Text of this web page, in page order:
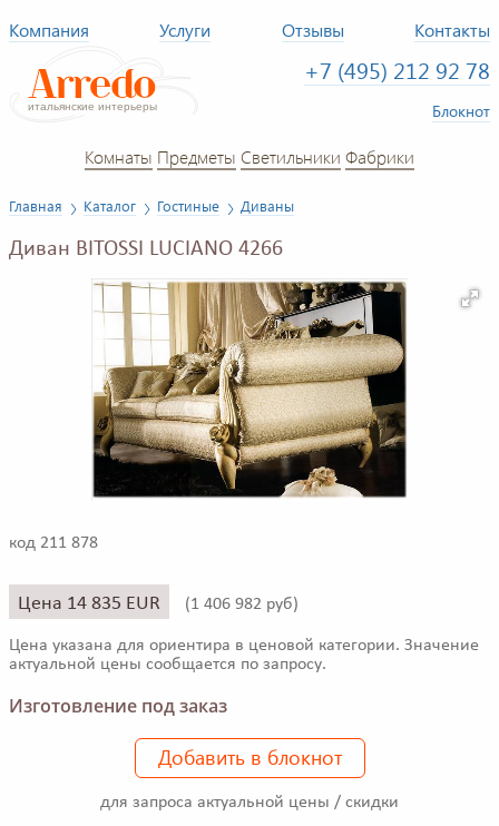
Компания Услуги Отзывы Контакты
+7 (495) 212 92 78
Блокнот
Комнаты Предметы Светильники Фабрики
Главная Каталог Гостиные Диваны
Диван BITOSSI LUCIANO 4266
код 211 878
Цена 14 835 EUR (1 406 982 руб)
Цена указана для ориентира в ценовой категории. Значение
актуальной цены сообщается по запросу.
Изготовление под заказ
Добавить в блокнот
для запроса актуальной цены / скидки